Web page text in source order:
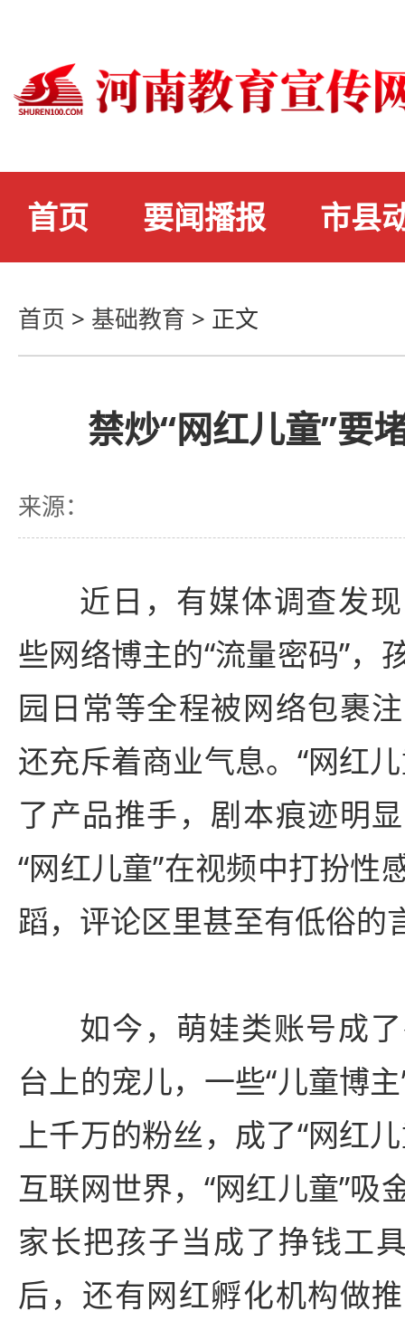
首页 要闻播报 市县
首页 > 基础教育 > 正文
禁炒“网红儿童”要
来源：
近日，有媒体调查发
些网络博主的“流量密码”，
园日常等全程被网络包裹
还充斥着商业气息。“网红
了产品推手，剧本痕迹明
“网红儿童”在视频中打扮性
蹈，评论区里甚至有低俗的
如今，萌娃类账号成
台上的宠儿，一些“儿童博
上千万的粉丝，成了“网红
互联网世界，“网红儿童”吸
家长把孩子当成了挣钱工
后，还有网红孵化机构做